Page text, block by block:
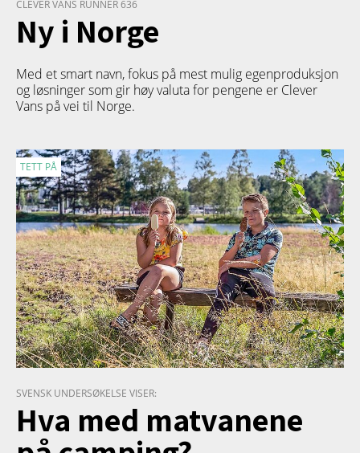
CLEVER VANS RUNNER 636
Ny i Norge
Med et smart navn, fokus på mest mulig egenproduksjon
og løsninger som gir høy valuta for pengene er Clever
Vans på vei til Norge.
TETT PÅ
SVENSK UNDERSØKELSE VISER:
Hva med matvanene